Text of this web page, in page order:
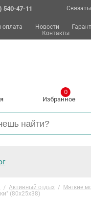
540-47-11
оплата Новости
Контакты
Избранное
0
/ Активный отдых / Мягкие
(80х25х38)